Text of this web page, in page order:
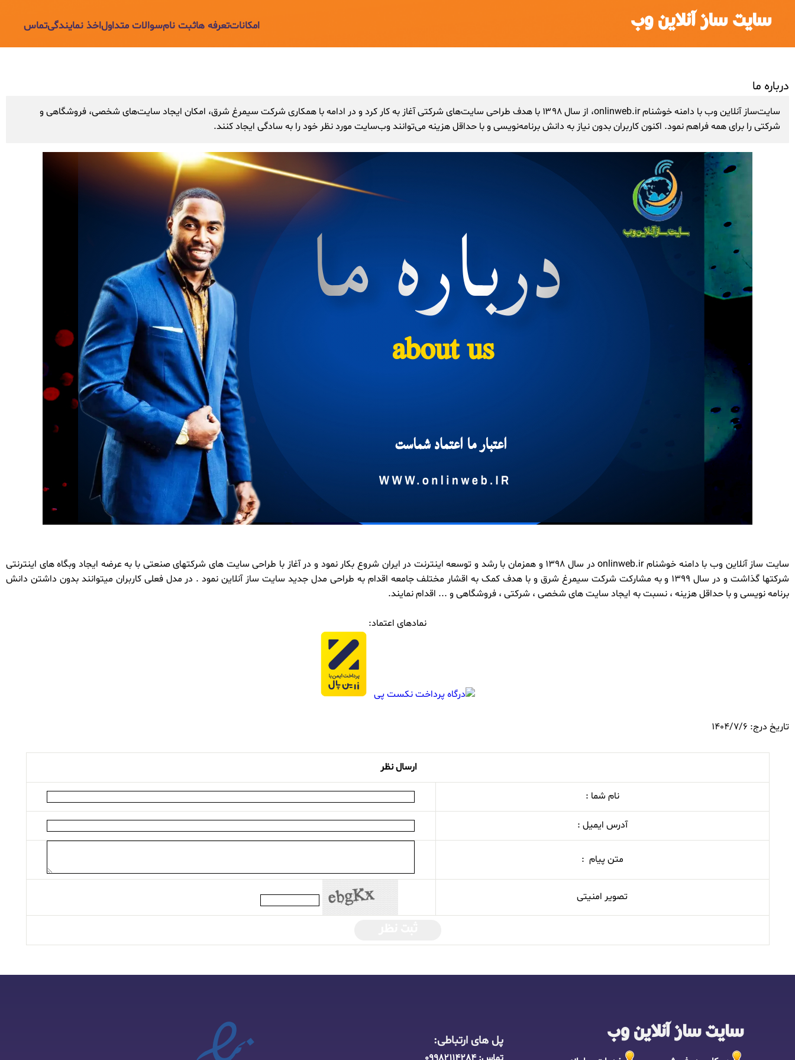
سایت ساز آنلاین وب امکاناتتعرفه هاثبت نامسوالات متداولاخذ نمایندگیتماس
درباره ما
سایت‌ساز آنلاین وب با دامنه خوشنام onlinweb.ir، از سال ۱۳۹۸ با هدف طراحی سایت‌های شرکتی آغاز به کار کرد و در ادامه با همکاری شرکت سیمرغ شرق، امکان ایجاد سایت‌های شخصی، فروشگاهی و
شرکتی را برای همه فراهم نمود. اکنون کاربران بدون نیاز به دانش برنامه‌نویسی و با حداقل هزینه می‌توانند وب‌سایت مورد نظر خود را به سادگی ایجاد کنند.
سایت ساز آنلاین وب با دامنه خوشنام onlinweb.ir در سال 1398 و همزمان با رشد و توسعه اینترنت در ایران شروع بکار نمود و در آغاز با طراحی سایت های شرکتهای صنعتی با به عرضه ایجاد وبگاه های اینترنتی
شرکتها گذاشت و در سال 1399 و به مشارکت شرکت سیمرغ شرق و با هدف کمک به اقشار مختلف جامعه اقدام به طراحی مدل جدید سایت ساز آنلاین نمود . در مدل فعلی کاربران میتوانند بدون داشتن دانش
برنامه نویسی و با حداقل هزینه ، نسبت به ایجاد سایت های شخصی ، شرکتی ، فروشگاهی و ... اقدام نمایند.
نمادهای اعتماد:
تاریخ درج: 1404/7/6
ارسال نظر
نام شما :
آدرس ایمیل :
متن پیام :
تصویر امنیتی
سایت ساز آنلاین وب پل های ارتباطی: